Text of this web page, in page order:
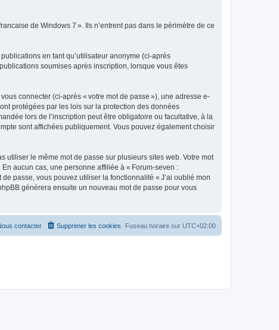
de Windows 7 ». Ils n’entrent pas dans le périmètre de ce
en tant qu’utilisateur anonyme (ci-après
soumises après inscription, lorsque vous êtes
connecter (ci-après « votre mot de passe »), une adresse e-
protégées par les lois sur la protection des données
lors de l’inscription peut être obligatoire ou facultative, à la
sont affichées publiquement. Vous pouvez également choisir
utiliser le même mot de passe sur plusieurs sites web. Votre mot
aucun cas, une personne affiliée à « Forum-seven :
passe, vous pouvez utiliser la fonctionnalité « J’ai oublié mon
générera ensuite un nouveau mot de passe pour vous
Fuseau horaire sur UTC+02:00
Supprimer les cookies
contacter